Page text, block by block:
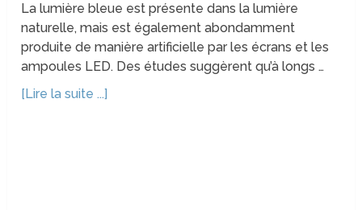
La lumière bleue est présente dans la lumière
naturelle, mais est également abondamment
produite de manière artificielle par les écrans et les
ampoules LED. Des études suggèrent qu’à longs …
[Lire la suite ...]